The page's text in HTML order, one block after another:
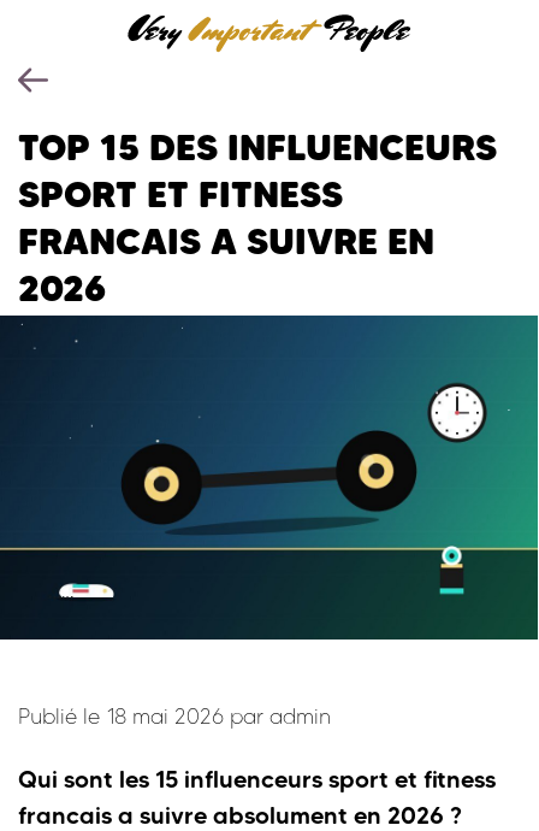
TOP 15 DES INFLUENCEURS
SPORT ET FITNESS
FRANCAIS A SUIVRE EN
2026
Publié le 18 mai 2026 par admin
Qui sont les 15 influenceurs sport et fitness
francais a suivre absolument en 2026 ?